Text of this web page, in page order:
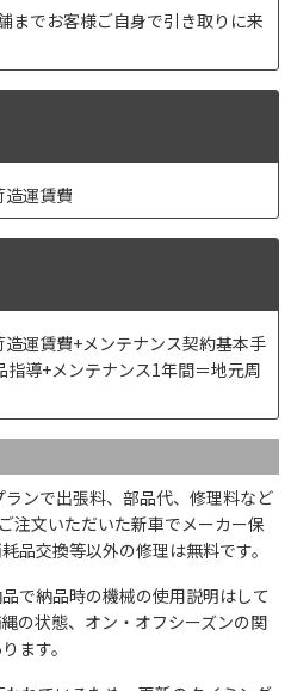
までお客様ご自身で引き取りに来
運賃費
運賃費+メンテナンス契約基本手
導+メンテナンス1年間＝地元周
ンで出張料、部品代、修理料など
注文いただいた新車でメーカー保
品交換等以外の修理は無料です。
で納品時の機械の使用説明はして
の状態、オン・オフシーズンの関
ます。